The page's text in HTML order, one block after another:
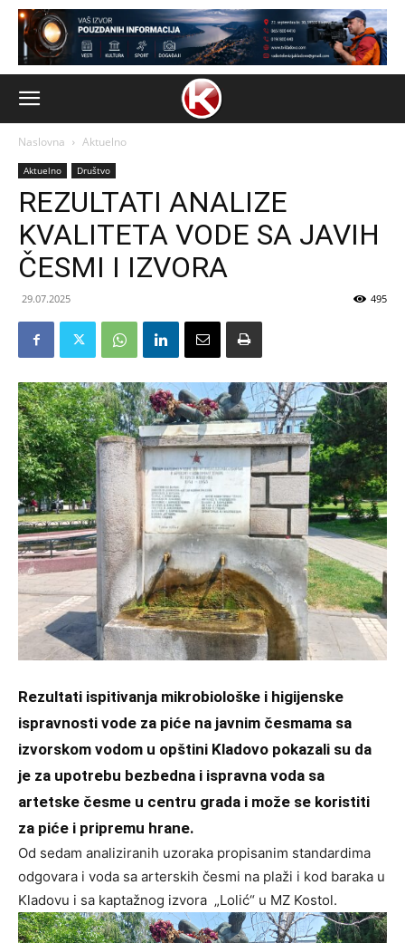
Naslovna Aktuelno
Aktuelno Društvo
REZULTATI ANALIZE
KVALITETA VODE SA JAVIH
ČESMI I IZVORA
29.07.2025 495
Rezultati ispitivanja mikrobiološke i higijenske
ispravnosti vode za piće na javnim česmama sa
izvorskom vodom u opštini Kladovo pokazali su da
je za upotrebu bezbedna i ispravna voda sa
artetske česme u centru grada i može se koristiti
za piće i pripremu hrane.
Od sedam analiziranih uzoraka propisanim standardima
odgovara i voda sa arterskih česmi na plaži i kod baraka u
Kladovu i sa kaptažnog izvora „Lolić“ u MZ Kostol.